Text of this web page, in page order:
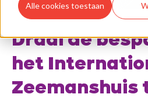
Alle cookies toestaan
Draai de
het
Zeemanshuis